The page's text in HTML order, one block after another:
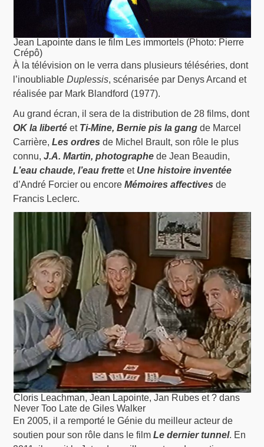
Jean Lapointe dans le film Les immortels (Photo: Pierre
Crépô)
À la télévision on le verra dans plusieurs téléséries, dont
l’inoubliableDuplessis, scénarisée par Denys Arcand et
réalisée par Mark Blandford (1977).
Au grand écran, il sera de la distribution de 28 films, dont
OK la liberté et Ti-Mine, Bernie pis la gang de Marcel
Carrière,Les ordres de Michel Brault, son rôle le plus
connu,J.A. Martin, photographe de Jean Beaudin,
L’eau chaude, l’eau frette et Une histoire inventée
d’André Forcier ou encoreMémoires affectives de
Francis Leclerc.
Cloris Leachman, Jean Lapointe, Jan Rubes et ? dans
Never Too Late de Giles Walker
En 2005, il a remporté le Génie du meilleur acteur de
soutien pour son rôle dans le filmLe dernier tunnel. En